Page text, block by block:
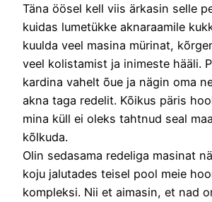
Täna öösel kell viis ärkasin selle
kuidas lumetükke aknaraamile
kuulda veel masina mürinat,
veel kolistamist ja inimeste hääli.
kardina vahelt õue ja nägin oma
akna taga redelit. Kõikus päris
mina küll ei oleks tahtnud seal
kõlkuda.
Olin sedasama redeliga masinat
koju jalutades teisel pool meie
kompleksi. Nii et aimasin, et nad